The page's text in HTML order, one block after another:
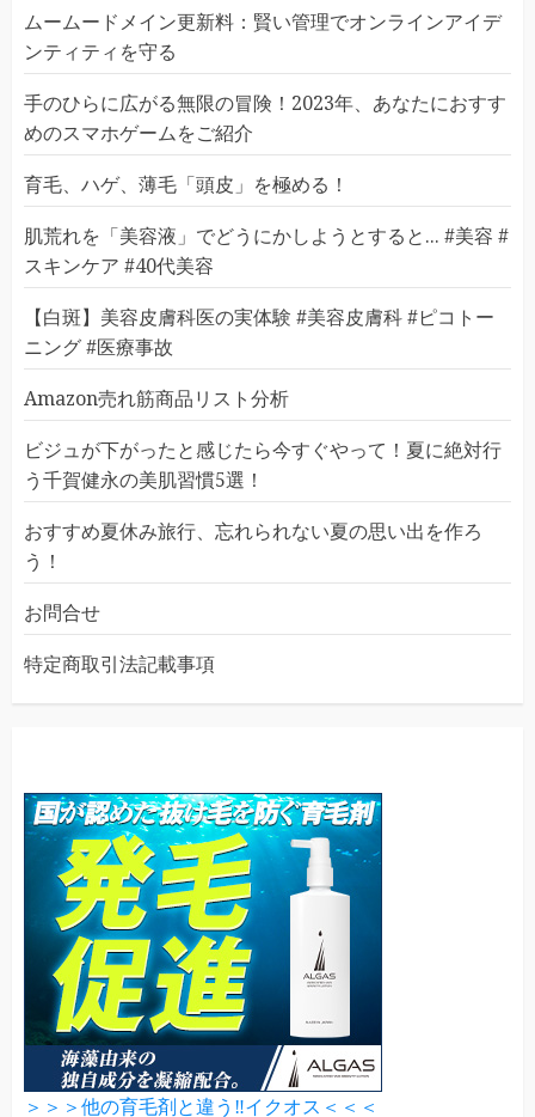
ムームードメイン更新料：賢い管理でオンラインアイデ
ンティティを守る
手のひらに広がる無限の冒険！2023年、あなたにおすす
めのスマホゲームをご紹介
育毛、ハゲ、薄毛「頭皮」を極める！
肌荒れを「美容液」でどうにかしようとすると... #美容 #
スキンケア #40代美容
【白斑】美容皮膚科医の実体験 #美容皮膚科 #ピコトー
ニング #医療事故
Amazon売れ筋商品リスト分析
ビジュが下がったと感じたら今すぐやって！夏に絶対行
う千賀健永の美肌習慣5選！
おすすめ夏休み旅行、忘れられない夏の思い出を作ろ
う！
お問合せ
特定商取引法記載事項
＞＞＞他の育毛剤と違う‼イクオス＜＜＜